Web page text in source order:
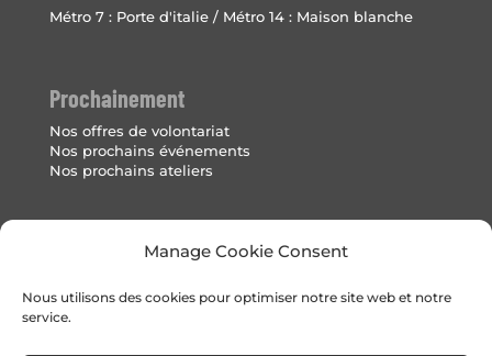
Manage Cookie Consent
Nous utilisons des cookies pour optimiser notre site web et notre
service.
Métro 7 : Porte d'italie / Métro 14 : Maison blanche
Prochainement
Nos offres de volontariat
Nos prochains événements
Nos prochains ateliers
Politique de cookies (UE)